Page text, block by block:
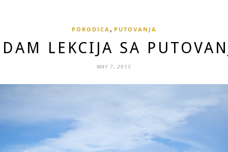
PORODICA , PUTOVANJA
LEKCIJA SA
MAY 7, 2015